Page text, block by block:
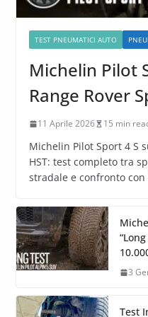
TEST PNEUMATICI AUTO
Michelin Pilot
Range Rover
11 Aprile 2026 15 min
Michelin Pilot Sport 4 S
HST: test completo tra
stradale e confronto con
3
Test